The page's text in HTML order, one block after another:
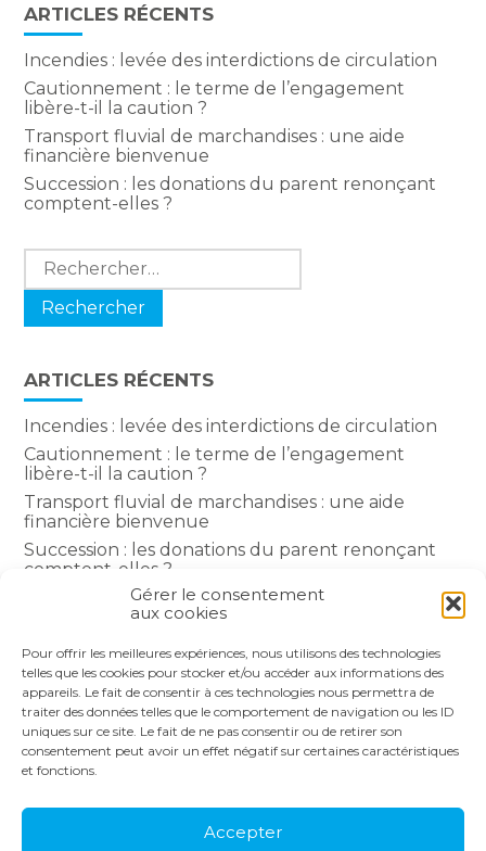
Gérer le consentement
aux cookies
Pour offrir les meilleures expériences, nous utilisons des technologies
telles que les cookies pour stocker et/ou accéder aux informations des
appareils. Le fait de consentir à ces technologies nous permettra de
traiter des données telles que le comportement de navigation ou les ID
uniques sur ce site. Le fait de ne pas consentir ou de retirer son
consentement peut avoir un effet négatif sur certaines caractéristiques
et fonctions.
Accepter
ARTICLES RÉCENTS
Incendies : levée des interdictions de circulation
Cautionnement : le terme de l’engagement
libère-t-il la caution ?
Transport fluvial de marchandises : une aide
financière bienvenue
Succession : les donations du parent renonçant
comptent-elles ?
Rechercher :
ARTICLES RÉCENTS
Incendies : levée des interdictions de circulation
Cautionnement : le terme de l’engagement
libère-t-il la caution ?
Transport fluvial de marchandises : une aide
financière bienvenue
Succession : les donations du parent renonçant
comptent-elles ?
Encadrement des loyers : une année de plus
COMMENTAIRES RÉCENTS
Principale
NOS SOLUTIONS
ACTUALITÉS